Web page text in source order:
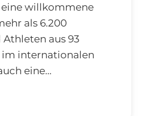
willkommene
als 6.200
aus 93
im internationalen
eine…